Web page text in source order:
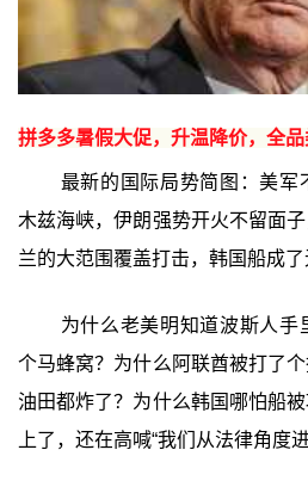
拼多多暑假大促，升温降价，全
最新的国际局势简图：美军
木兹海峡，伊朗强势开火不留面
兰的大范围覆盖打击，韩国船成了
为什么老美明知道波斯人手
个马蜂窝？为什么阿联酋被打了
油田都炸了？为什么韩国哪怕船
上了，还在高喊“我们从法律角度进